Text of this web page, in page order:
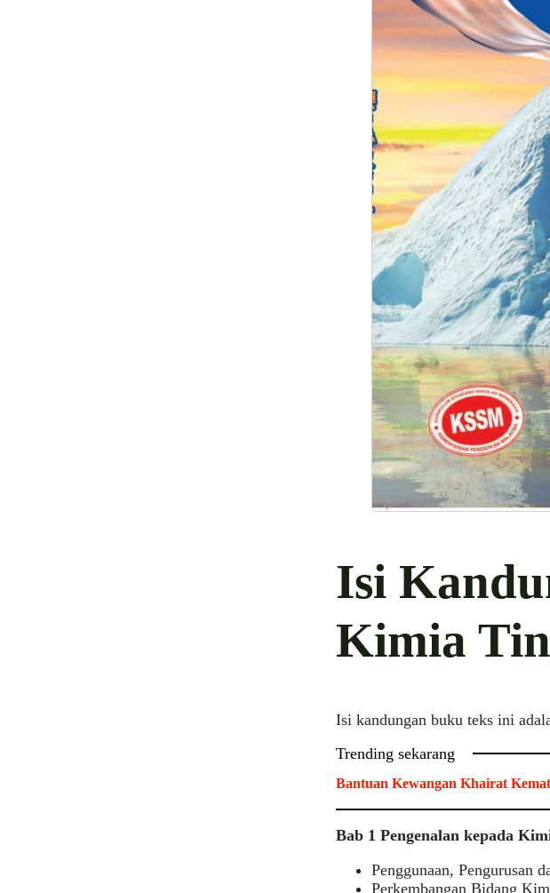
Isi
Kimia
Isi kandungan buku teks ini
Trending sekarang
Bantuan Kewangan Khairat
Bab 1 Pengenalan kepada
Penggunaan, Pengurusan
Perkembangan Bidang